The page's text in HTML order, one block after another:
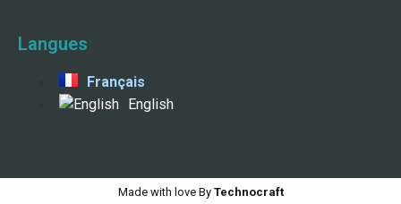
Langues
Français
English
Made with love ByTechnocraft